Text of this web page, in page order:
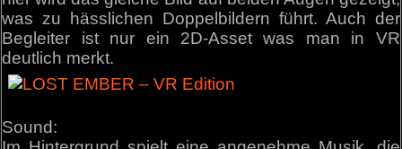
was zu hässlichen Doppelbildern führt. Auch der
Begleiter ist nur ein 2D-Asset was man in VR
deutlich merkt.
Sound: